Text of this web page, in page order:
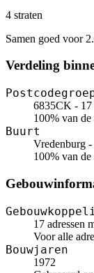
4 straten
Samen goed voor
Verdeling
6835CK - 17
100% van de
Buurt
Vredenburg -
100% van de
17 adressen
Voor alle
Bouwjaren
1972